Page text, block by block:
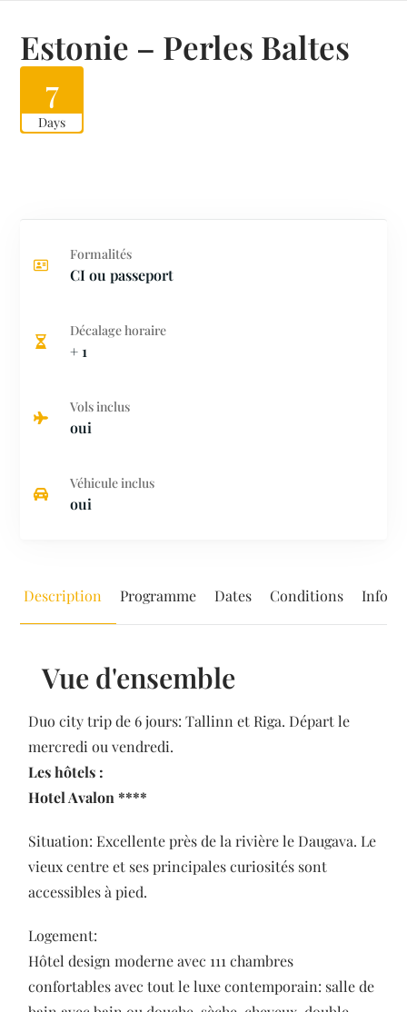
Estonie – Perles Baltes
7
Days
Formalités
CI ou passeport
Décalage horaire
+ 1
Vols inclus
oui
Véhicule inclus
oui
Description Programme Dates Conditions
Vue d'ensemble
Duo city trip de 6 jours: Tallinn et Riga. Départ le
mercredi ou vendredi.
Les hôtels :
Hotel Avalon ****
Situation: Excellente près de la rivière le Daugava. Le
vieux centre et ses principales curiosités sont
accessibles à pied.
Logement:
Hôtel design moderne avec 111 chambres
confortables avec tout le luxe contemporain: salle de